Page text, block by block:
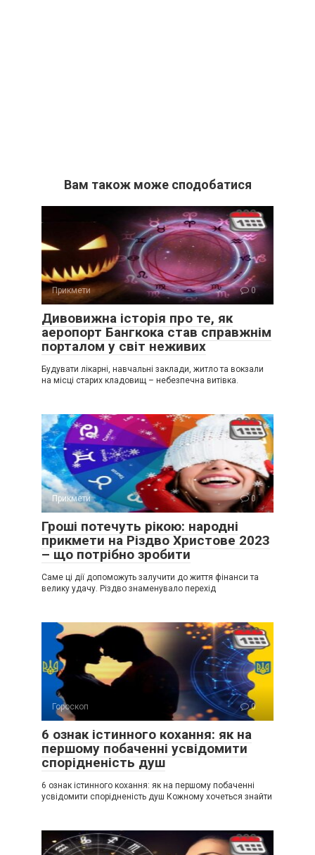
Вам також може сподобатися
Прикмети 0
Дивовижна історія про те, як
аеропорт Бангкока став справжнім
порталом у світ неживих
Будувати лікарні, навчальні заклади, житло та вокзали
на місці старих кладовищ – небезпечна витівка.
Прикмети 0
Гроші потечуть рікою: народні
прикмети на Різдво Христове 2023
– що потрібно зробити
Саме ці дії допоможуть залучити до життя фінанси та
велику удачу. Різдво знаменувало перехід
Гороскоп 0
6 ознак істинного кохання: як на
першому побаченні усвідомити
спорідненість душ
6 ознак істинного кохання: як на першому побаченні
усвідомити спорідненість душ Кожному хочеться знайти